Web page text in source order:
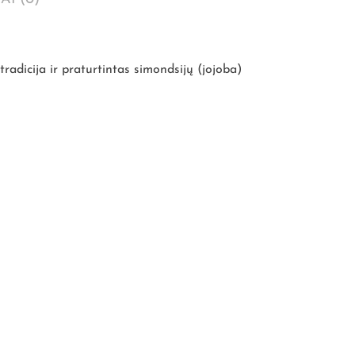
ir praturtintas simondsijų (jojoba)